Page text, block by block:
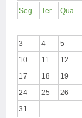
Seg Ter Qua
3
4 5
10
11 12
17
18 19
24
25 26
31